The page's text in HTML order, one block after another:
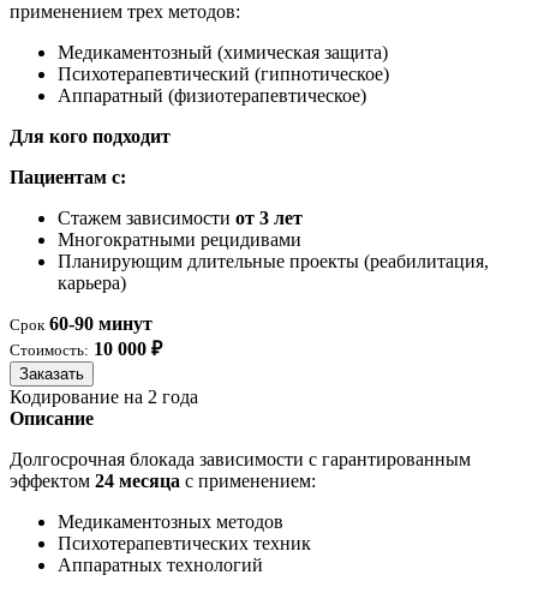
применением трех методов:
Медикаментозный (химическая защита)
Психотерапевтический (гипнотическое)
Аппаратный (физиотерапевтическое)
Для кого подходит
Пациентам с:
Стажем зависимости от 3 лет
Многократными рецидивами
Планирующим длительные проекты (реабилитация,
карьера)
Срок 60-90 минут
Стоимость: 10 000 ₽
Заказать
Кодирование на 2 года
Описание
Долгосрочная блокада зависимости с гарантированным
эффектом 24 месяца с применением:
Медикаментозных методов
Психотерапевтических техник
Аппаратных технологий